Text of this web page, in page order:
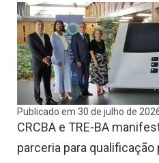
Publicado em 30 de julho de
CRCBA e TRE-BA
parceria para qualificação